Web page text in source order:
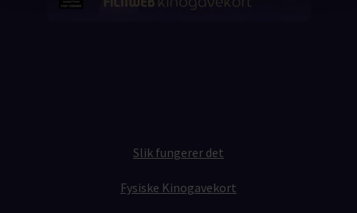
Slik fungerer det
Fysiske Kinogavekort